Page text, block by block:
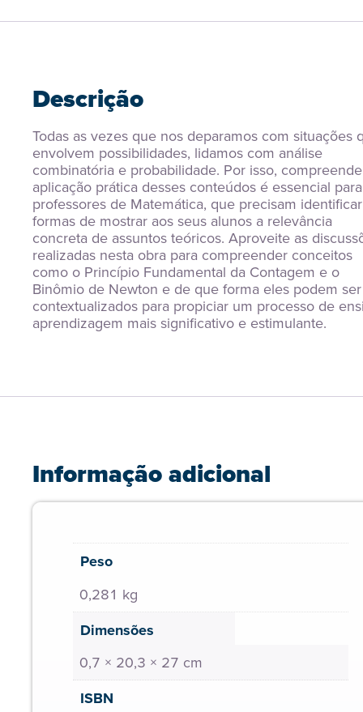
Descrição
Todas as vezes que nos deparamos com situações
envolvem possibilidades, lidamos com análise
combinatória e probabilidade. Por isso,
aplicação prática desses conteúdos é essencial
professores de Matemática, que precisam identificar
formas de mostrar aos seus alunos a relevância
concreta de assuntos teóricos. Aproveite as
realizadas nesta obra para compreender conceitos
como o Princípio Fundamental da Contagem e o
Binômio de Newton e de que forma eles podem ser
contextualizados para propiciar um processo de
aprendizagem mais significativo e estimulante.
Informação adicional
Peso
0,281 kg
Dimensões
0,7 × 20,3 × 27 cm
ISBN